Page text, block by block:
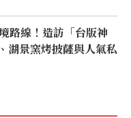
路線！造訪「台版神
湖景窯烤披薩與人氣私